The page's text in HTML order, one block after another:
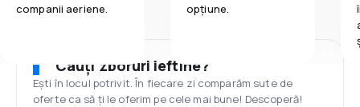
companii aeriene.
opțiune.
Cauți zboruri ieftine?
Ești în locul potrivit. În fiecare zi comparăm sute de
oferte ca să ți le oferim pe cele mai bune! Descoperă!